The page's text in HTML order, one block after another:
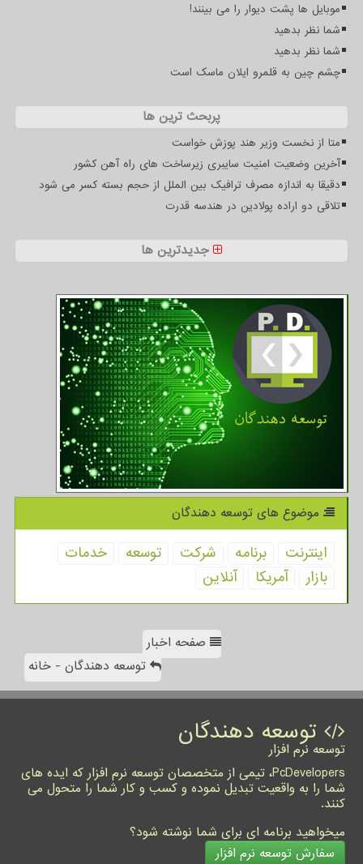
موبایل ها پشت دیوار را می بینند!
شما نظر بدهید
شما نظر بدهید
چشم چین به قلمرو ایلان ماسک است
پربحث ترین ها
متا از نخست وزیر هند پوزش خواست
آخرین وضعیت امنیت سایبری زیرساخت های راه آهن کشور
دقیقا به اندازه مصرف ترافیک بین الملل از حجم بسته کسر می شود
تلاقی دو اراده پولادین در هندسه قدرت
جدیدترین ها
موضوع های توسعه دهندگان
اینترنت برنامه شركت توسعه
خدمات
بازار
آمریكا آنلاین
صفحه اخبار
توسعه دهندگان - خانه
توسعه دهندگان
توسعه نرم افزار
PcDevelopers، تیمی از متخصصان توسعه نرم افزار که ایده های
شما را به واقعیت تبدیل نموده و کسب و کار شما را متحول می
کنند.
میخواهید برنامه ای برای شما نوشته شود؟
سفارش توسعه نرم افزار